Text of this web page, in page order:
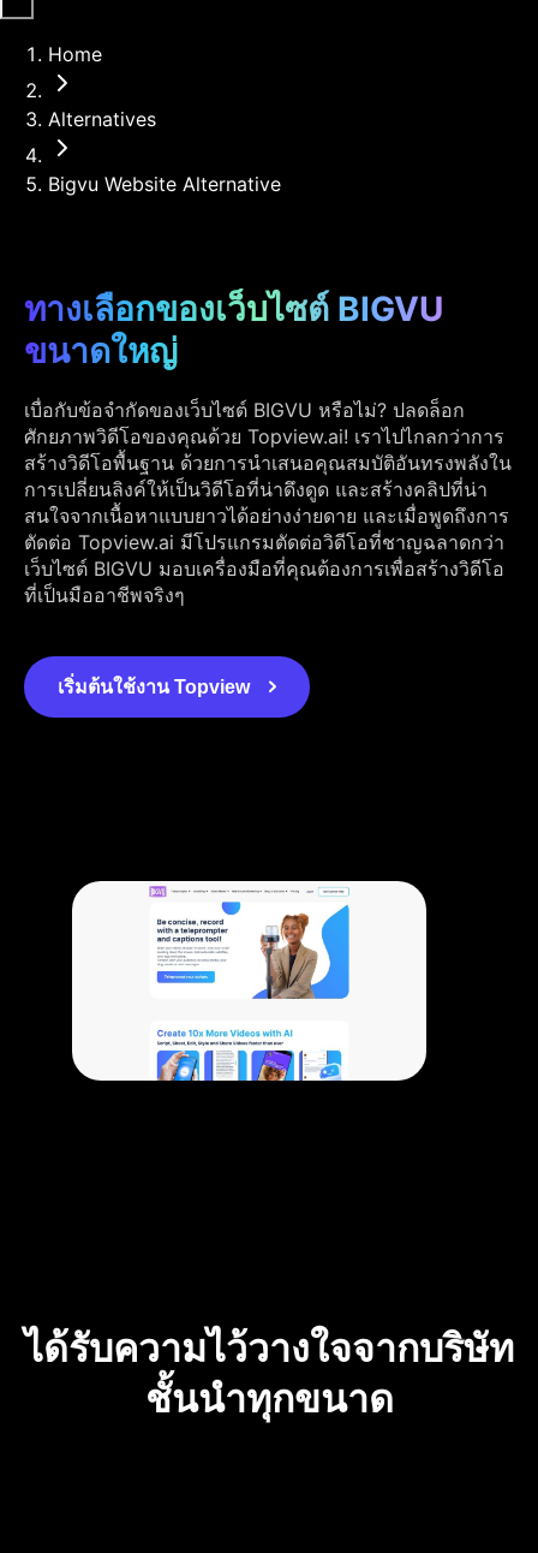
Home
Alternatives
Bigvu Website Alternative
ทางเลือกของเว็บไซต์ BIGVU
ขนาดใหญ่
เบื่อกับข้อจำกัดของเว็บไซต์ BIGVU หรือไม่? ปลดล็อก
ศักยภาพวิดีโอของคุณด้วย Topview.ai! เราไปไกลกว่าการ
สร้างวิดีโอพื้นฐาน ด้วยการนำเสนอคุณสมบัติอันทรงพลังใน
การเปลี่ยนลิงค์ให้เป็นวิดีโอที่น่าดึงดูด และสร้างคลิปที่น่า
สนใจจากเนื้อหาแบบยาวได้อย่างง่ายดาย และเมื่อพูดถึงการ
ตัดต่อ Topview.ai มีโปรแกรมตัดต่อวิดีโอที่ชาญฉลาดกว่า
เว็บไซต์ BIGVU มอบเครื่องมือที่คุณต้องการเพื่อสร้างวิดีโอ
ที่เป็นมืออาชีพจริงๆ
เริ่มต้นใช้งาน Topview
ได้รับความไว้วางใจจากบริษัท
ชั้นนำทุกขนาด